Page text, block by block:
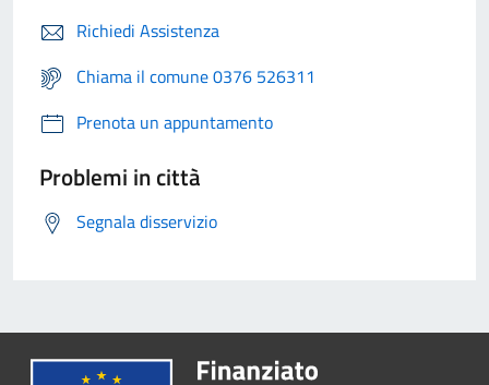
Richiedi Assistenza
Chiama il comune 0376 526311
Prenota un appuntamento
Problemi in città
Segnala disservizio